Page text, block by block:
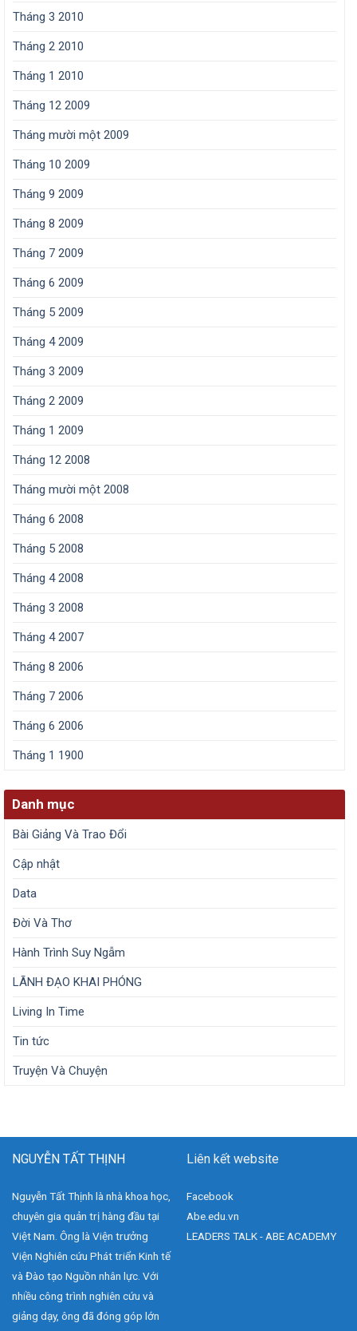
Tháng 3 2010
Tháng 2 2010
Tháng 1 2010
Tháng 12 2009
Tháng mười một 2009
Tháng 10 2009
Tháng 9 2009
Tháng 8 2009
Tháng 7 2009
Tháng 6 2009
Tháng 5 2009
Tháng 4 2009
Tháng 3 2009
Tháng 2 2009
Tháng 1 2009
Tháng 12 2008
Tháng mười một 2008
Tháng 6 2008
Tháng 5 2008
Tháng 4 2008
Tháng 3 2008
Tháng 4 2007
Tháng 8 2006
Tháng 7 2006
Tháng 6 2006
Tháng 1 1900
Danh mục
Bài Giảng Và Trao Đổi
Cập nhật
Data
Đời Và Thơ
Hành Trình Suy Ngẫm
LÃNH ĐẠO KHAI PHÓNG
Living In Time
Tin tức
Truyện Và Chuyện
NGUYỄN TẤT THỊNH
Nguyễn Tất Thịnh là nhà khoa học,
chuyên gia quản trị hàng đầu tại
Việt Nam. Ông là Viện trưởng
Viện Nghiên cứu Phát triển Kinh tế
và Đào tạo Nguồn nhân lực. Với
nhiều công trình nghiên cứu và
giảng dạy, ông đã đóng góp lớn
Liên kết website
Facebook
Abe.edu.vn
LEADERS TALK - ABE ACADEMY